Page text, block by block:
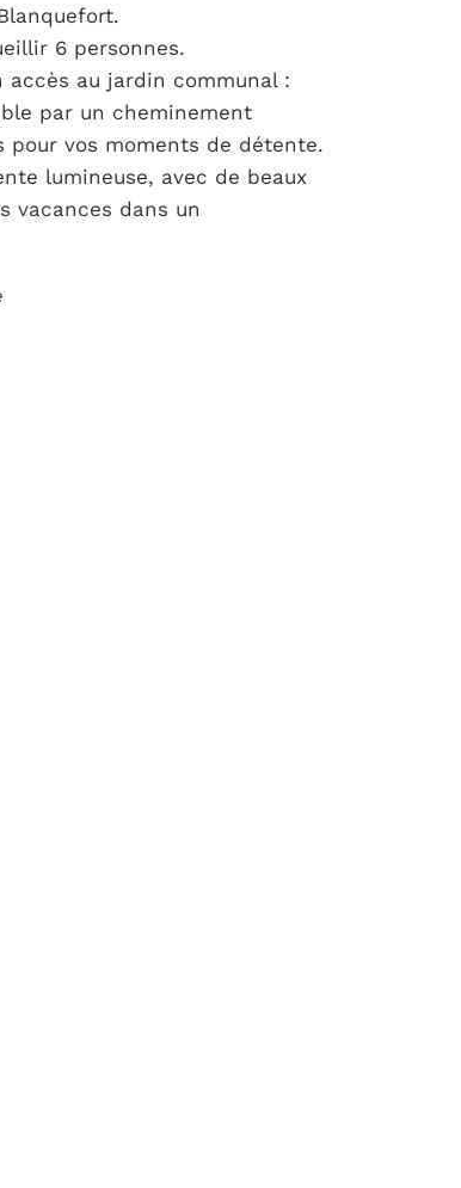
6 personnes.
au jardin communal :
par un cheminement
pour vos moments de détente.
lumineuse, avec de beaux
vacances dans un